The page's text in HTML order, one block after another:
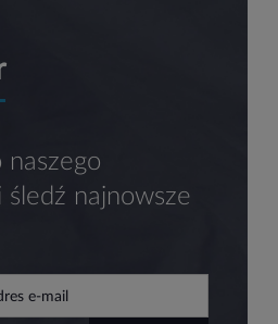
naszego
najnowsze